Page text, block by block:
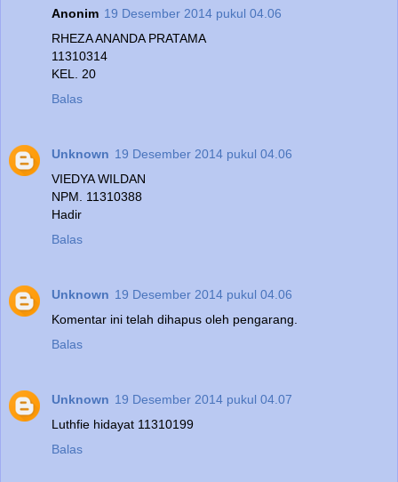
Anonim 19 Desember 2014 pukul 04.06
RHEZA ANANDA PRATAMA
11310314
KEL. 20
Balas
Unknown 19 Desember 2014 pukul 04.06
VIEDYA WILDAN
NPM. 11310388
Hadir
Balas
Unknown 19 Desember 2014 pukul 04.06
Komentar ini telah dihapus oleh pengarang.
Balas
Unknown 19 Desember 2014 pukul 04.07
Luthfie hidayat 11310199
Balas